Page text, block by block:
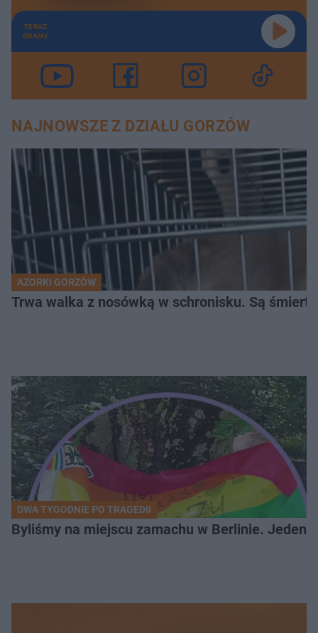
TERAZ
GRAMY
NAJNOWSZE Z DZIAŁU GORZÓW
AZORKI GORZÓW
Trwa walka z nosówką w schronisku. Są
DWA TYGODNIE PO TRAGEDII
Byliśmy na miejscu zamachu w Berlinie. Jeden